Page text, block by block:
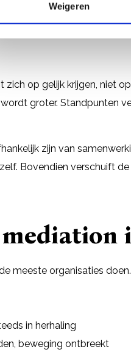
Weigeren
zich op gelijk krijgen, niet
groter. Standpunten
zijn van
Bovendien verschuift
meeste organisaties doen.
in herhaling
beweging ontbreekt